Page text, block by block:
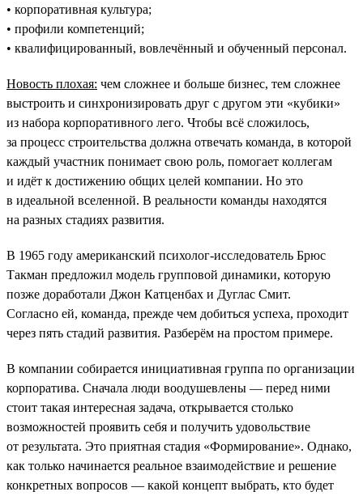
• корпоративная культура;
• профили компетенций;
• квалифицированный, вовлечённый и обученный персонал.
Новость плохая: чем сложнее и больше бизнес, тем сложнее
выстроить и синхронизировать друг с другом эти «кубики»
из набора корпоративного лего. Чтобы всё сложилось,
за процесс строительства должна отвечать команда, в которой
каждый участник понимает свою роль, помогает коллегам
и идёт к достижению общих целей компании. Но это
в идеальной вселенной. В реальности команды находятся
на разных стадиях развития.
В 1965 году американский психолог-исследователь Брюс
Такман предложил модель групповой динамики, которую
позже доработали Джон Катценбах и Дуглас Смит.
Согласно ей, команда, прежде чем добиться успеха, проходит
через пять стадий развития. Разберём на простом примере.
В компании собирается инициативная группа по организации
корпоратива. Сначала люди воодушевлены — перед ними
стоит такая интересная задача, открывается столько
возможностей проявить себя и получить удовольствие
от результата. Это приятная стадия «Формирование». Однако,
как только начинается реальное взаимодействие и решение
конкретных вопросов — какой концепт выбрать, кто будет